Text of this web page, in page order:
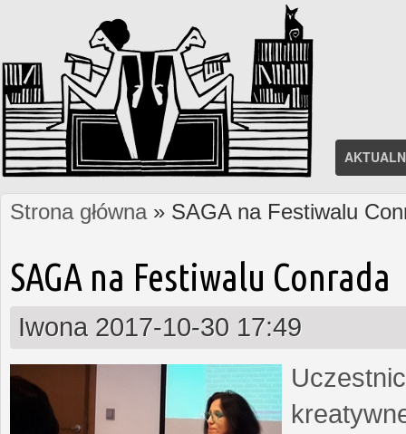
Jesteś tutaj
Strona główna» SAGA na Festiwalu
SAGA na Festiwalu Conrada
Iwona 2017-10-30 17:49